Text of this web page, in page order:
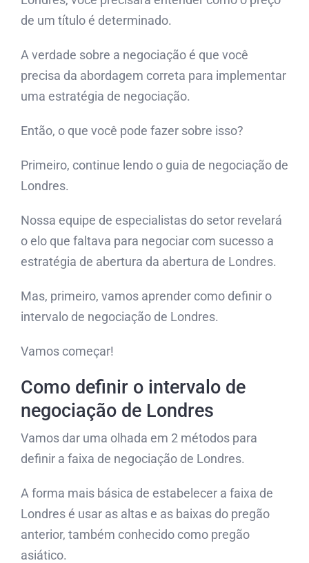
de um título é determinado.
A verdade sobre a negociação é que você
precisa da abordagem correta para implementar
uma estratégia de negociação.
Então, o que você pode fazer sobre isso?
Primeiro, continue lendo o guia de negociação de
Londres.
Nossa equipe de especialistas do setor revelará
o elo que faltava para negociar com sucesso a
estratégia de abertura da abertura de Londres.
Mas, primeiro, vamos aprender como definir o
intervalo de negociação de Londres.
Vamos começar!
Como definir o intervalo de
negociação de Londres
Vamos dar uma olhada em 2 métodos para
definir a faixa de negociação de Londres.
A forma mais básica de estabelecer a faixa de
Londres é usar as altas e as baixas do pregão
anterior, também conhecido como pregão
asiático.